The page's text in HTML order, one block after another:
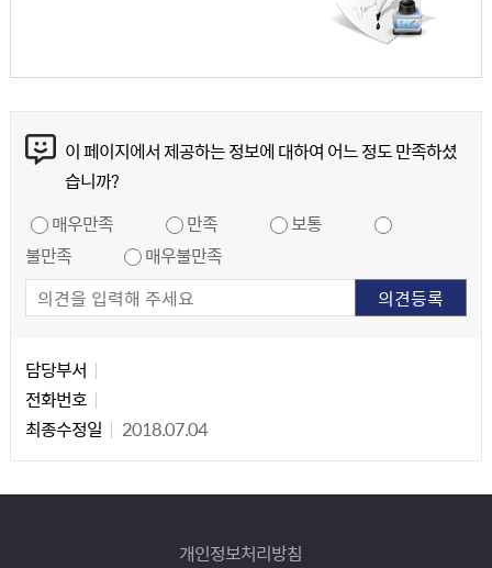
이 페이지에서 제공하는 정보에 대하여 어느 정도 만족하셨
습니까?
매우만족 만족
보통
불만족
매우불만족
담당부서
전화번호
최종수정일
2018.07.04
개인정보처리방침